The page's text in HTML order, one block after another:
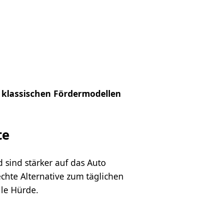
Fördermodellen
stärker auf das Auto
Alternative zum täglichen
Hürde.